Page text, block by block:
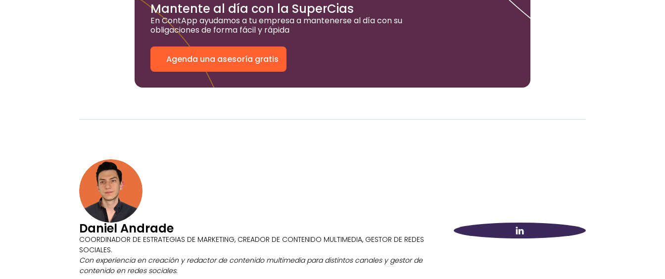
Mantente al día con la SuperCias
En ContApp ayudamos a tu empresa a mantenerse al día con su
obligaciones de forma fácil y rápida
Agenda una asesoría gratis
Daniel Andrade
COORDINADOR DE ESTRATEGIAS DE MARKETING, CREADOR DE CONTENIDO MULTIMEDIA, GESTOR DE REDES
SOCIALES.
Con experiencia en creación y redactor de contenido multimedia para distintos canales y gestor de
contenido en redes sociales.